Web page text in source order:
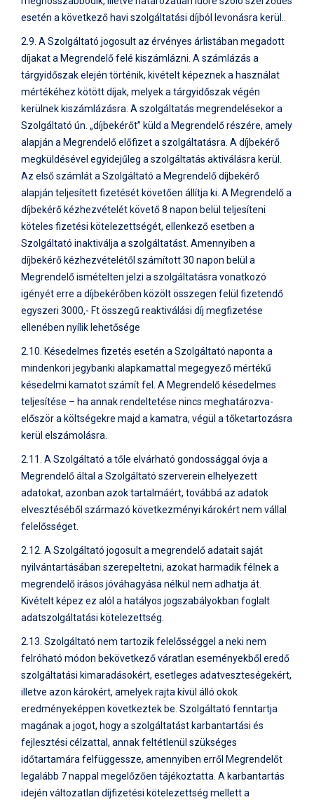
esetén a következő havi szolgáltatási díjból levonásra kerül..
2.9. A Szolgáltató jogosult az érvényes árlistában megadott
díjakat a Megrendelő felé kiszámlázni. A számlázás a
tárgyidőszak elején történik, kivételt képeznek a használat
mértékéhez kötött díjak, melyek a tárgyidőszak végén
kerülnek kiszámlázásra. A szolgáltatás megrendelésekor a
Szolgáltató ún. „díjbekérőt” küld a Megrendelő részére, amely
alapján a Megrendelő előfizet a szolgáltatásra. A díjbekérő
megküldésével egyidejűleg a szolgáltatás aktiválásra kerül.
Az első számlát a Szolgáltató a Megrendelő díjbekérő
alapján teljesített fizetését követően állítja ki. A Megrendelő a
díjbekérő kézhezvételét követő 8 napon belül teljesíteni
köteles fizetési kötelezettségét, ellenkező esetben a
Szolgáltató inaktiválja a szolgáltatást. Amennyiben a
díjbekérő kézhezvételétől számított 30 napon belül a
Megrendelő ismételten jelzi a szolgáltatásra vonatkozó
igényét erre a díjbekérőben közölt összegen felül fizetendő
egyszeri 3000,- Ft összegű reaktiválási díj megfizetése
ellenében nyílik lehetősége
2.10. Késedelmes fizetés esetén a Szolgáltató naponta a
mindenkori jegybanki alapkamattal megegyező mértékű
késedelmi kamatot számít fel. A Megrendelő késedelmes
teljesítése – ha annak rendeltetése nincs meghatározva-
először a költségekre majd a kamatra, végül a tőketartozásra
kerül elszámolásra.
2.11. A Szolgáltató a tőle elvárható gondossággal óvja a
Megrendelő által a Szolgáltató szerverein elhelyezett
adatokat, azonban azok tartalmáért, továbbá az adatok
elvesztéséből származó következményi károkért nem vállal
felelősséget.
2.12. A Szolgáltató jogosult a megrendelő adatait saját
nyilvántartásában szerepeltetni, azokat harmadik félnek a
megrendelő írásos jóváhagyása nélkül nem adhatja át.
Kivételt képez ez alól a hatályos jogszabályokban foglalt
adatszolgáltatási kötelezettség.
2.13. Szolgáltató nem tartozik felelősséggel a neki nem
felróható módon bekövetkező váratlan eseményekből eredő
szolgáltatási kimaradásokért, esetleges adatveszteségekért,
illetve azon károkért, amelyek rajta kívül álló okok
eredményeképpen következtek be. Szolgáltató fenntartja
magának a jogot, hogy a szolgáltatást karbantartási és
fejlesztési célzattal, annak feltétlenül szükséges
időtartamára felfüggessze, amennyiben erről Megrendelőt
legalább 7 nappal megelőzően tájékoztatta. A karbantartás
idején változatlan díjfizetési kötelezettség mellett a